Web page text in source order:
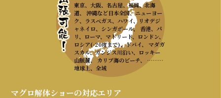
東京、大阪、名古屋、福岡、北海
道、 沖縄など日本全国、ニューヨー
ク、ラスベガス、ハワイ、リオデジ
ャネイロ、シンガポール、 香港、パ
リ、ローマ、マドリード、ロンドン、
ロシア(-20度まで)、ドバイ、 マダガ
スカル、ガンジス川沿い、ロッキー
山脈麓、 カリブ海のビーチ、 ………
地球上、全域
マグロ解体ショーの対応エリア